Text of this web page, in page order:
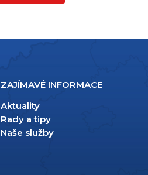
ZAJÍMAVÉ INFORMACE
Aktuality
Rady a tipy
Naše služby